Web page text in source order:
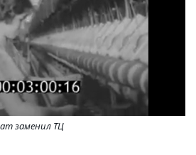
заменил ТЦ